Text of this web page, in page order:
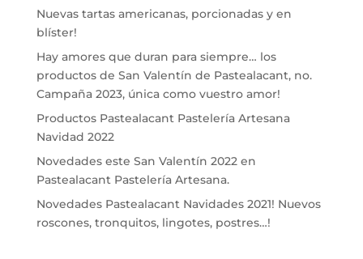
Nuevas tartas americanas, porcionadas y en
blíster!
Hay amores que duran para siempre… los
productos de San Valentín de Pastealacant, no.
Campaña 2023, única como vuestro amor!
Productos Pastealacant Pastelería Artesana
Navidad 2022
Novedades este San Valentín 2022 en
Pastealacant Pastelería Artesana.
Novedades Pastealacant Navidades 2021! Nuevos
roscones, tronquitos, lingotes, postres…!